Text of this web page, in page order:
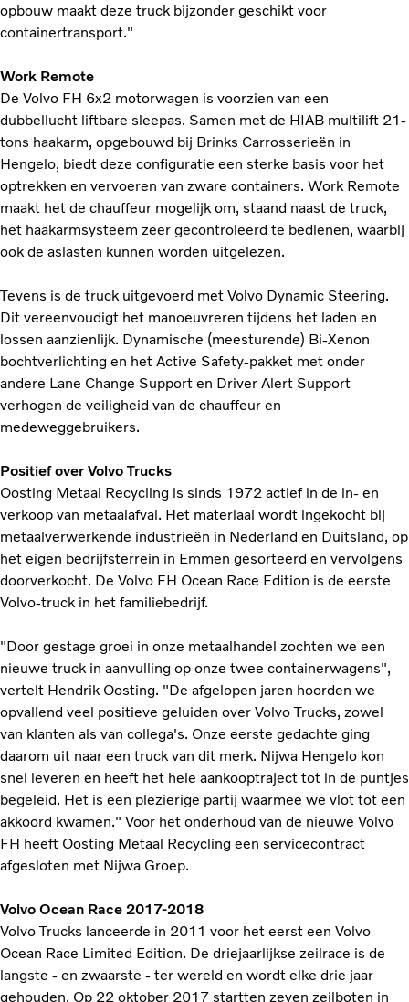
opbouw maakt deze truck bijzonder geschikt voor
containertransport."
Work Remote
De Volvo FH 6x2 motorwagen is voorzien van een
dubbellucht liftbare sleepas. Samen met de HIAB multilift 21-
tons haakarm, opgebouwd bij Brinks Carrosserieën in
Hengelo, biedt deze configuratie een sterke basis voor het
optrekken en vervoeren van zware containers. Work Remote
maakt het de chauffeur mogelijk om, staand naast de truck,
het haakarmsysteem zeer gecontroleerd te bedienen, waarbij
ook de aslasten kunnen worden uitgelezen.
Tevens is de truck uitgevoerd met Volvo Dynamic Steering.
Dit vereenvoudigt het manoeuvreren tijdens het laden en
lossen aanzienlijk. Dynamische (meesturende) Bi-Xenon
bochtverlichting en het Active Safety-pakket met onder
andere Lane Change Support en Driver Alert Support
verhogen de veiligheid van de chauffeur en
medeweggebruikers.
Positief over Volvo Trucks
Oosting Metaal Recycling is sinds 1972 actief in de in- en
verkoop van metaalafval. Het materiaal wordt ingekocht bij
metaalverwerkende industrieën in Nederland en Duitsland, op
het eigen bedrijfsterrein in Emmen gesorteerd en vervolgens
doorverkocht. De Volvo FH Ocean Race Edition is de eerste
Volvo-truck in het familiebedrijf.
"Door gestage groei in onze metaalhandel zochten we een
nieuwe truck in aanvulling op onze twee containerwagens",
vertelt Hendrik Oosting. "De afgelopen jaren hoorden we
opvallend veel positieve geluiden over Volvo Trucks, zowel
van klanten als van collega's. Onze eerste gedachte ging
daarom uit naar een truck van dit merk. Nijwa Hengelo kon
snel leveren en heeft het hele aankooptraject tot in de puntjes
begeleid. Het is een plezierige partij waarmee we vlot tot een
akkoord kwamen." Voor het onderhoud van de nieuwe Volvo
FH heeft Oosting Metaal Recycling een servicecontract
afgesloten met Nijwa Groep.
Volvo Ocean Race 2017-2018
Volvo Trucks lanceerde in 2011 voor het eerst een Volvo
Ocean Race Limited Edition. De driejaarlijkse zeilrace is de
langste - en zwaarste - ter wereld en wordt elke drie jaar
gehouden. Op 22 oktober 2017 startten zeven zeilboten in